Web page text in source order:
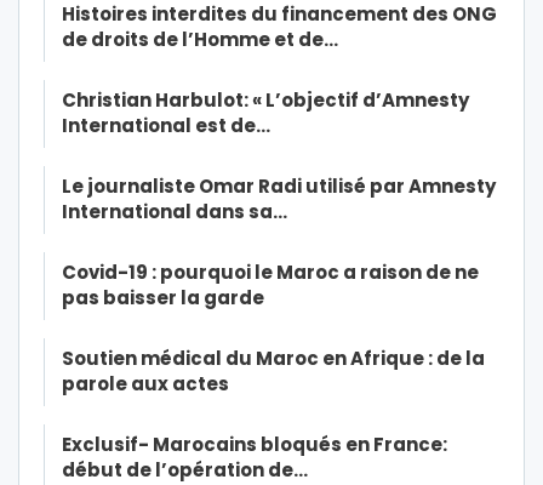
Histoires interdites du financement des ONG
de droits de l’Homme et de…
Christian Harbulot: « L’objectif d’Amnesty
International est de…
Le journaliste Omar Radi utilisé par Amnesty
International dans sa…
Covid-19 : pourquoi le Maroc a raison de ne
pas baisser la garde
Soutien médical du Maroc en Afrique : de la
parole aux actes
Exclusif- Marocains bloqués en France:
début de l’opération de…